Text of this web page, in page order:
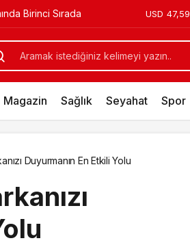
için son dönemece USD 47,59
Magazin Sağlık Seyahat Spor
Duyurmanın En Etkili Yolu